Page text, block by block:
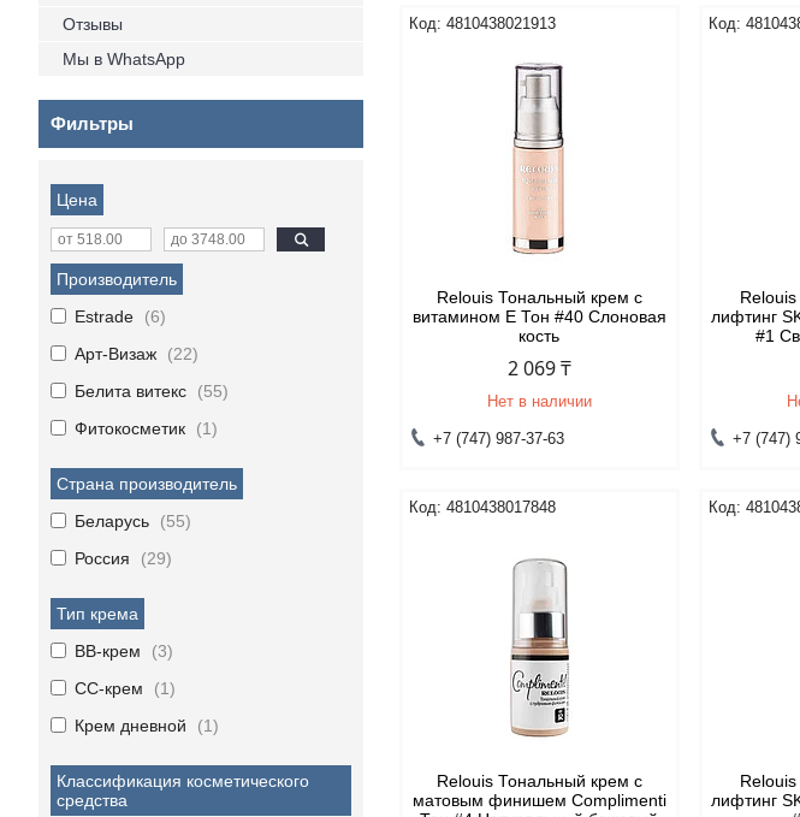
4810438021913
Relouis Тональный крем с
витамином Е Тон #40 Слоновая
кость
2 069 ₸
Нет в наличии
+7 (747) 987-37-63
лифтинг
#1
+7 (747)
4810438017848
Relouis Тональный крем с
матовым финишем Complimenti
лифтинг
Отзывы
Мы в WhatsApp
Фильтры
Цена
Производитель
Estrade
6
Арт-Визаж
22
Белита витекс
55
Фитокосметик
1
Страна производитель
Беларусь
55
Россия
29
Тип крема
BB-крем
3
CC-крем
1
Крем дневной
1
Классификация косметического
средства